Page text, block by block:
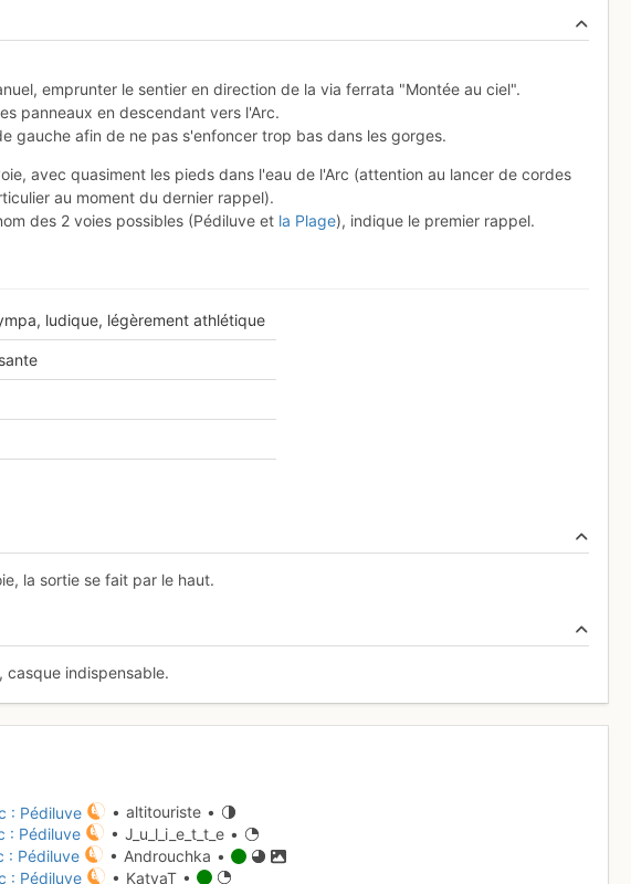
emprunter le sentier en direction de la via ferrata "Montée au ciel".
panneaux en descendant vers l'Arc.
gauche afin de ne pas s'enfoncer trop bas dans les gorges.
avec quasiment les pieds dans l'eau de l'Arc (attention au lancer de cordes
au moment du dernier rappel).
des 2 voies possibles (Pédiluve et la Plage), indique le premier rappel.
ludique, légèrement athlétique
la sortie se fait par le haut.
casque indispensable.
: Pédiluve
• altitouriste •
: Pédiluve
• J_u_l_i_e_t_t_e •
: Pédiluve
• Androuchka •
: Pédiluve • KatyaT •